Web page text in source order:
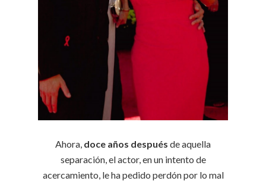
Ahora, doce años después de aquella
separación, el actor, en un intento de
acercamiento, le ha pedido perdón por lo mal